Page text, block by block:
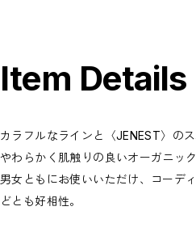
Item Details
カラフルなラインと〈JENEST〉の
やわらかく肌触りの良いオーガニッ
男女ともにお使いいただけ、コーデ
どとも好相性。